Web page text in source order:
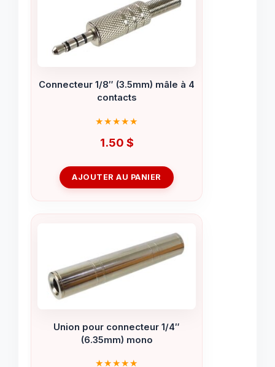
Connecteur 1/8″ (3.5mm) mâle à 4
contacts
1.50 $
AJOUTER AU PANIER
Union pour connecteur 1/4″
(6.35mm) mono